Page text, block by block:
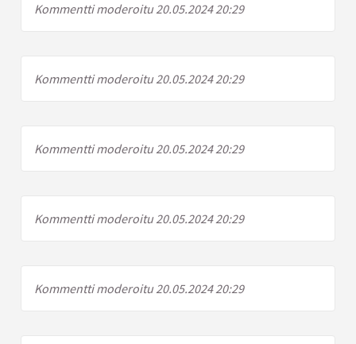
Kommentti moderoitu 20.05.2024 20:29
Kommentti moderoitu 20.05.2024 20:29
Kommentti moderoitu 20.05.2024 20:29
Kommentti moderoitu 20.05.2024 20:29
Kommentti moderoitu 20.05.2024 20:29